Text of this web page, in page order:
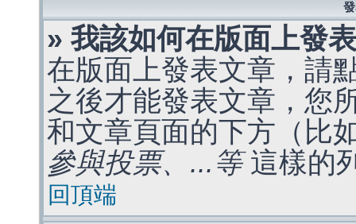
» 我該如何在版面上發
在版面上發表文章，請
之後才能發表文章，您
和文章頁面的下方（比
參與投票、...等這樣的
回頂端